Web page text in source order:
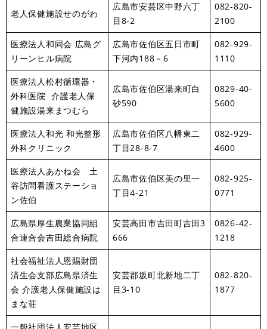
老人保健施設せのがわ
広島市安芸区中野六丁
目8-2
082-820-
2100
医療法人和同会 広島グ
リーンヒル病院
広島市佐伯区五日市町
下河内188－6
082-929-
1110
医療法人松村循環器・
外科医院 介護老人保
健施設湯来まつむら
広島市佐伯区湯来町白
砂590
0829-40-
5600
医療法人和光 和光整形
外科クリニック
広島市佐伯区八幡東二
丁目28-8-7
082-929-
4600
医療法人あかね会 土
谷訪問看護ステーショ
ン佐伯
広島市佐伯区美の里一
丁目4-21
082-925-
0771
広島県厚生農業協同組
合連合会吉田総合病院
安芸高田市吉田町吉田3
666
0826-42-
1218
社会福祉法人恩賜財団
済生会支部広島県済生
会 介護老人保健施設は
まな荘
安芸郡坂町北新地二丁
目3-10
082-820-
1877